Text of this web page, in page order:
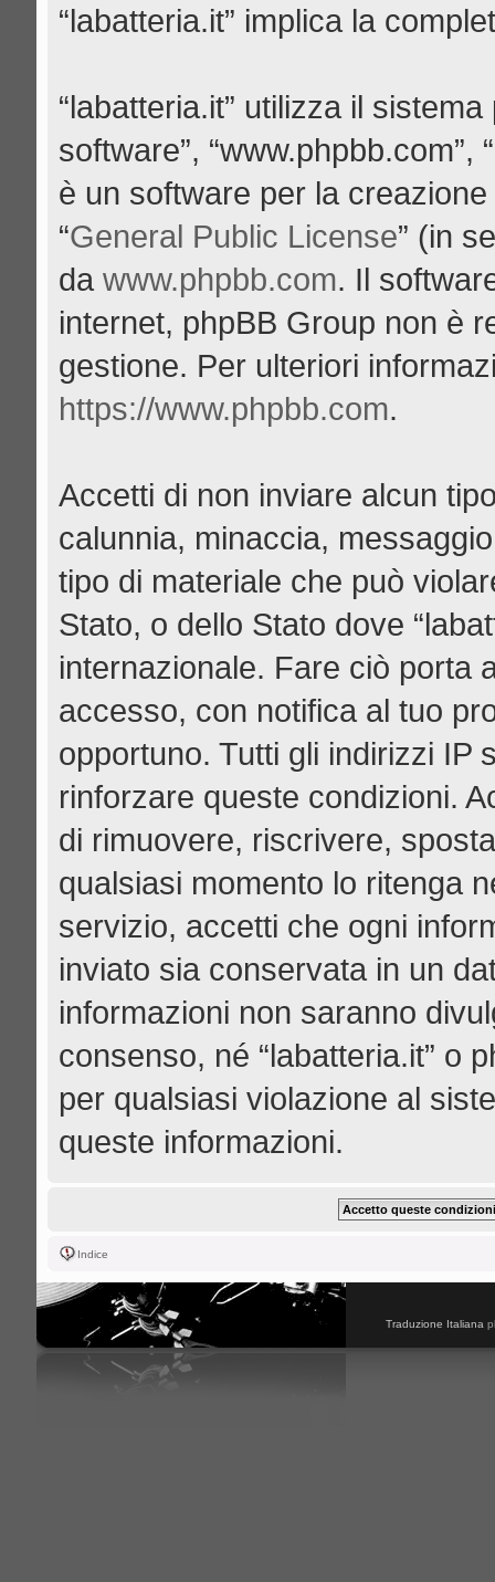
“labatteria.it” implica la
“labatteria.it” utilizza il
software”, “www.phpbb.com”,
è un software per la
“General Public License” (in
da www.phpbb.com. Il
internet, phpBB Group non è
gestione. Per ulteriori
https://www.phpbb.com.
Accetti di non inviare alcun
calunnia, minaccia,
tipo di materiale che può
Stato, o dello Stato dove
internazionale. Fare ciò porta
accesso, con notifica al tuo
opportuno. Tutti gli indirizzi IP
rinforzare queste condizioni.
di rimuovere, riscrivere,
qualsiasi momento lo ritenga
servizio, accetti che ogni
inviato sia conservata in un
informazioni non saranno
consenso, né “labatteria.it” o
per qualsiasi violazione al
queste informazioni.
Indice
Traduzione Italiana